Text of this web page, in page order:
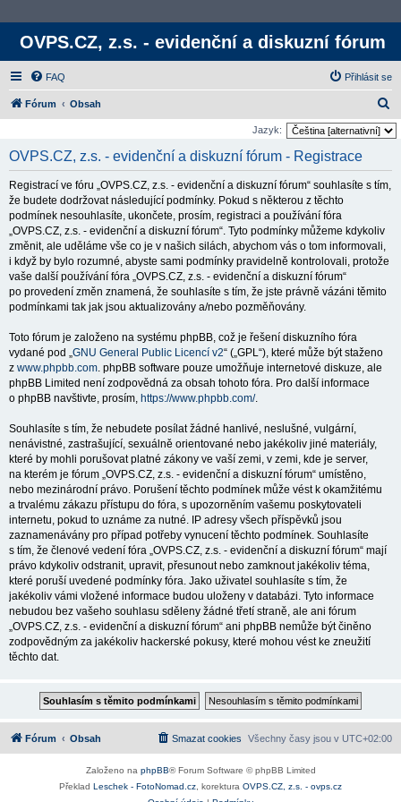
OVPS.CZ, z.s. - evidenční a diskuzní fórum
FAQ Přihlásit se
Fórum Obsah
l
Jazyk:
OVPS.CZ, z.s. - evidenční a diskuzní fórum - Registrace
Registrací ve fóru „OVPS.CZ, z.s. - evidenční a diskuzní fórum“ souhlasíte s tím,
že budete dodržovat následující podmínky. Pokud s některou z těchto
podmínek nesouhlasíte, ukončete, prosím, registraci a používání fóra
„OVPS.CZ, z.s. - evidenční a diskuzní fórum“. Tyto podmínky můžeme kdykoliv
změnit, ale uděláme vše co je v našich silách, abychom vás o tom informovali,
i když by bylo rozumné, abyste sami podmínky pravidelně kontrolovali, protože
vaše další používání fóra „OVPS.CZ, z.s. - evidenční a diskuzní fórum“
po provedení změn znamená, že souhlasíte s tím, že jste právně vázáni těmito
podmínkami tak jak jsou aktualizovány a/nebo pozměňovány.
Toto fórum je založeno na systému phpBB, což je řešení diskuzního fóra
vydané pod „GNU General Public Licencí v2“ („GPL“), které může být staženo
z www.phpbb.com. phpBB software pouze umožňuje internetové diskuze, ale
phpBB Limited není zodpovědná za obsah tohoto fóra. Pro další informace
o phpBB navštivte, prosím, https://www.phpbb.com/.
Souhlasíte s tím, že nebudete posílat žádné hanlivé, neslušné, vulgární,
nenávistné, zastrašující, sexuálně orientované nebo jakékoliv jiné materiály,
které by mohli porušovat platné zákony ve vaší zemi, v zemi, kde je server,
na kterém je fórum „OVPS.CZ, z.s. - evidenční a diskuzní fórum“ umístěno,
nebo mezinárodní právo. Porušení těchto podmínek může vést k okamžitému
a trvalému zákazu přístupu do fóra, s upozorněním vašemu poskytovateli
internetu, pokud to uznáme za nutné. IP adresy všech příspěvků jsou
zaznamenávány pro případ potřeby vynucení těchto podmínek. Souhlasíte
s tím, že členové vedení fóra „OVPS.CZ, z.s. - evidenční a diskuzní fórum“ mají
právo kdykoliv odstranit, upravit, přesunout nebo zamknout jakékoliv téma,
které poruší uvedené podmínky fóra. Jako uživatel souhlasíte s tím, že
jakékoliv vámi vložené informace budou uloženy v databázi. Tyto informace
nebudou bez vašeho souhlasu sděleny žádné třetí straně, ale ani fórum
„OVPS.CZ, z.s. - evidenční a diskuzní fórum“ ani phpBB nemůže být činěno
zodpovědným za jakékoliv hackerské pokusy, které mohou vést ke zneužití
těchto dat.
Fórum Obsah Všechny časy jsou v UTC+02:00
Smazat cookies
Založeno na phpBB® Forum Software © phpBB Limited
Překlad Leschek - FotoNomad.cz , korektura OVPS.CZ, z.s. - ovps.cz